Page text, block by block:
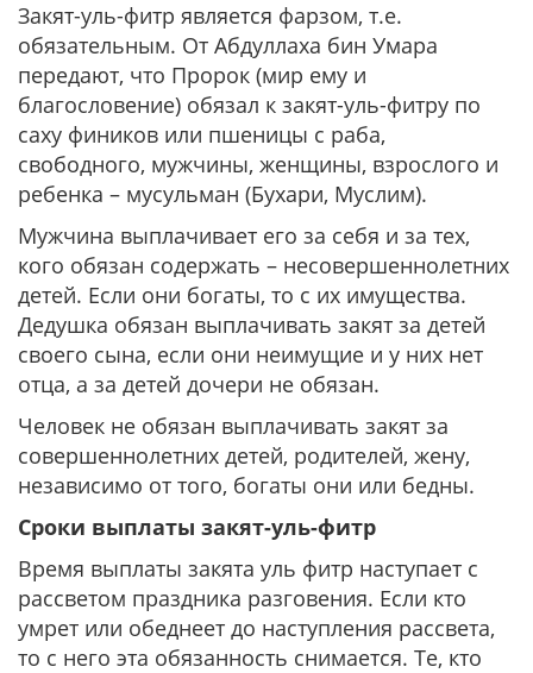
Закят-уль-фитр является фарзом, т.е.
обязательным. От Абдуллаха бин Умара
передают, что Пророк (мир ему и
благословение) обязал к закят-уль-фитру по
саху фиников или пшеницы с раба,
свободного, мужчины, женщины, взрослого и
ребенка – мусульман (Бухари, Муслим).
Мужчина выплачивает его за себя и за тех,
кого обязан содержать – несовершеннолетних
детей. Если они богаты, то с их имущества.
Дедушка обязан выплачивать закят за детей
своего сына, если они неимущие и у них нет
отца, а за детей дочери не обязан.
Человек не обязан выплачивать закят за
совершеннолетних детей, родителей, жену,
независимо от того, богаты они или бедны.
Сроки выплаты закят-уль-фитр
Время выплаты закята уль фитр наступает с
рассветом праздника разговения. Если кто
умрет или обеднеет до наступления рассвета,
то с него эта обязанность снимается. Те, кто